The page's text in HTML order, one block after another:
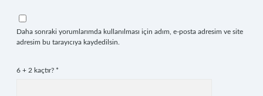
Daha sonraki yorumlarımda kullanılması için adım, e-posta adresim ve site
adresim bu tarayıcıya kaydedilsin.
6 + 2 kaçtır? *